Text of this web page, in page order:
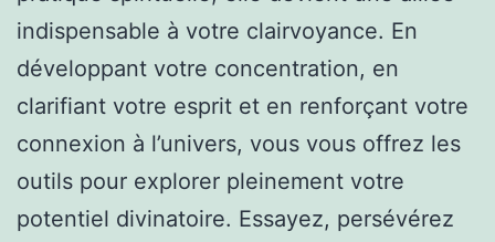
indispensable à votre clairvoyance. En
développant votre concentration, en
clarifiant votre esprit et en renforçant votre
connexion à l’univers, vous vous offrez les
outils pour explorer pleinement votre
potentiel divinatoire. Essayez, persévérez